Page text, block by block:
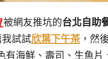
被網友推坑的台北自助
試試欣葉下午茶，然
有海鮮、壽司、生魚片